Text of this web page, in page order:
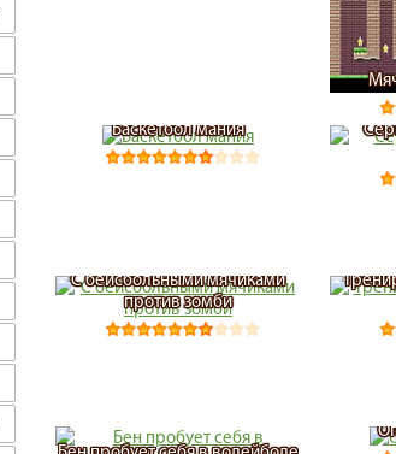
Баскетбол мания
С бейсбольными мячиками
против зомби